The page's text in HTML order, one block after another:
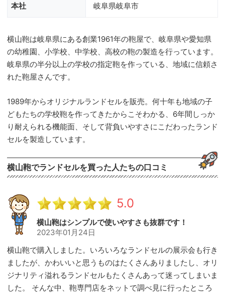
本社 岐阜県岐阜市
横山鞄は岐阜県にある創業1961年の鞄屋で、岐阜県や愛知県
の幼稚園、小学校、中学校、高校の鞄の製造を行っています。
岐阜県の半分以上の学校の指定鞄を作っている、地域に信頼さ
れた鞄屋さんです。
1989年からオリジナルランドセルを販売。何十年も地域の子
どもたちの学校鞄を作ってきたからこそわかる、6年間しっか
り耐えられる機能面、そして背負いやすさにこだわったランド
セルを製造しています。
横山鞄でランドセルを買った人たちの口コミ
5.0
横山鞄はシンプルで使いやすさも抜群です！
2023年01月24日
横山鞄で購入しました。いろいろなランドセルの展示会も行き
ましたが、かわいいと思うものはたくさんありましたし、オリ
ジナリティ溢れるランドセルもたくさんあって迷ってしまいま
した。 そんな中、鞄専門店をネットで調べ見に行ったところ